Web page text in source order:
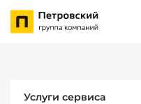
Услуги сервиса